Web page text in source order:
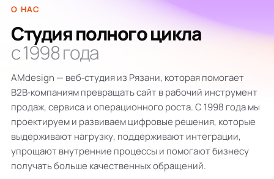
О НАС
Студия полного цикла
с 1998 года
AMdesign — веб‑студия из Рязани, которая помогает
B2B‑компаниям превращать сайт в рабочий инструмент
продаж, сервиса и операционного роста. С 1998 года мы
проектируем и развиваем цифровые решения, которые
выдерживают нагрузку, поддерживают интеграции,
упрощают внутренние процессы и помогают бизнесу
получать больше качественных обращений.